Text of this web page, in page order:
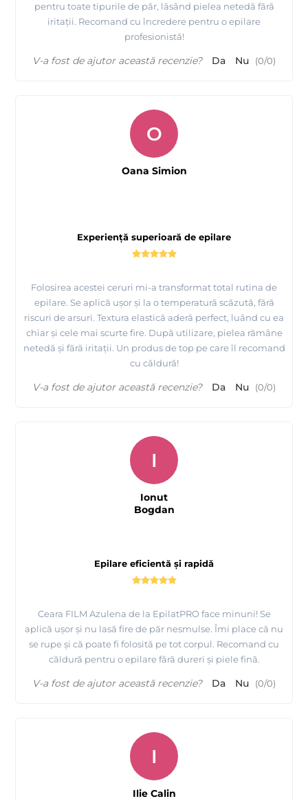
pentru toate tipurile de păr, lăsând pielea netedă fără
iritații. Recomand cu încredere pentru o epilare
profesionistă!
V-a fost de ajutor această recenzie? Da Nu (0/0)
Experiență superioară de epilare
Folosirea acestei ceruri mi-a transformat total rutina de
epilare. Se aplică ușor și la o temperatură scăzută, fără
riscuri de arsuri. Textura elastică aderă perfect, luând cu ea
chiar și cele mai scurte fire. După utilizare, pielea rămâne
netedă și fără iritații. Un produs de top pe care îl recomand
cu căldură!
O
Oana Simion
V-a fost de ajutor această recenzie? Da Nu (0/0)
Epilare eficientă și rapidă
Ceara FILM Azulena de la EpilatPRO face minuni! Se
aplică ușor și nu lasă fire de păr nesmulse. Îmi place că nu
se rupe și că poate fi folosită pe tot corpul. Recomand cu
căldură pentru o epilare fără dureri și piele fină.
I
Ionut
Bogdan
V-a fost de ajutor această recenzie? Da Nu (0/0)
I
Ilie Calin